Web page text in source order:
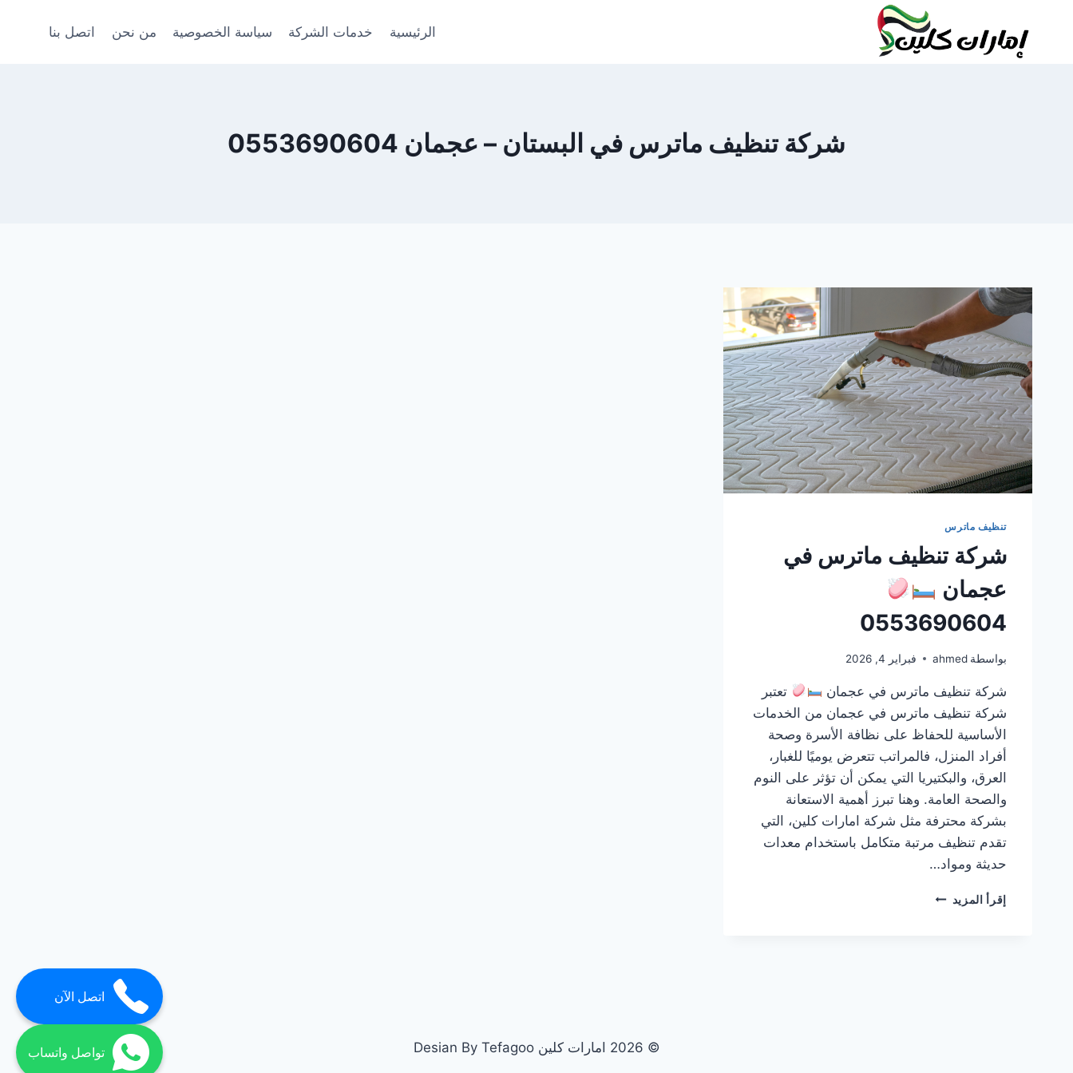
الرئيسية خدمات الشركة سياسة الخصوصية من نحن اتصل بنا
شركة تنظيف ماترس في البستان – عجمان 0553690604
تنظيف ماترس
شركة تنظيف ماترس في
عجمان
0553690604
بواسطة ahmed فبراير 4, 2026
شركة تنظيف ماترس في عجمان
تعتبر
شركة تنظيف ماترس في عجمان من الخدمات
الأساسية للحفاظ على نظافة الأسرة وصحة
أفراد المنزل، فالمراتب تتعرض يوميًا للغبار،
العرق، والبكتيريا التي يمكن أن تؤثر على النوم
والصحة العامة. وهنا تبرز أهمية الاستعانة
بشركة محترفة مثل شركة امارات كلين، التي
تقدم تنظيف مرتبة متكامل باستخدام معدات
حديثة ومواد…
إقرأ المزيد شركة
© 2026 امارات كلين Desian By Tefagoo
اتصل الآن
تواصل واتساب